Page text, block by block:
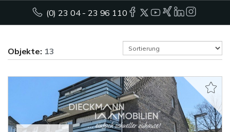
(0) 23 04 - 23 96 110
Objekte: 13